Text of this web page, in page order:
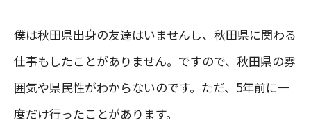
僕は秋田県出身の友達はいませんし、秋田県に関わる
仕事もしたことがありません。ですので、秋田県の雰
囲気や県民性がわからないのです。ただ、5年前に一
度だけ行ったことがあります。